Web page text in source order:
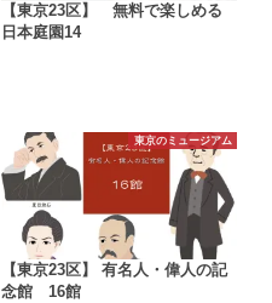
【東京23区】 無料で楽しめる
日本庭園14
東京のミュージアム
【東京23区】 有名人・偉人の記
念館 16館